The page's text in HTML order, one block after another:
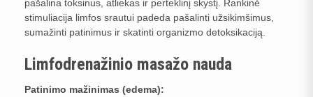
pašalina toksinus, atliekas ir perteklinį skystį. Rankinė
stimuliacija limfos srautui padeda pašalinti užsikimšimus,
sumažinti patinimus ir skatinti organizmo detoksikaciją.
Limfodrenažinio masažo nauda
Patinimo mažinimas (edema):